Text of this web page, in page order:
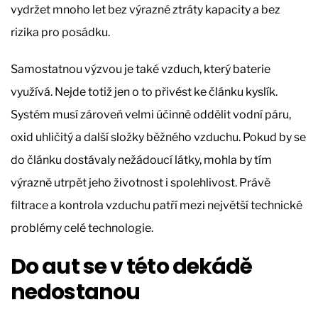
vydržet mnoho let bez výrazné ztráty kapacity a bez
rizika pro posádku.
Samostatnou výzvou je také vzduch, který baterie
využívá. Nejde totiž jen o to přivést ke článku kyslík.
Systém musí zároveň velmi účinně oddělit vodní páru,
oxid uhličitý a další složky běžného vzduchu. Pokud by se
do článku dostávaly nežádoucí látky, mohla by tím
výrazně utrpět jeho životnost i spolehlivost. Právě
filtrace a kontrola vzduchu patří mezi největší technické
problémy celé technologie.
Do aut se v této dekádě
nedostanou